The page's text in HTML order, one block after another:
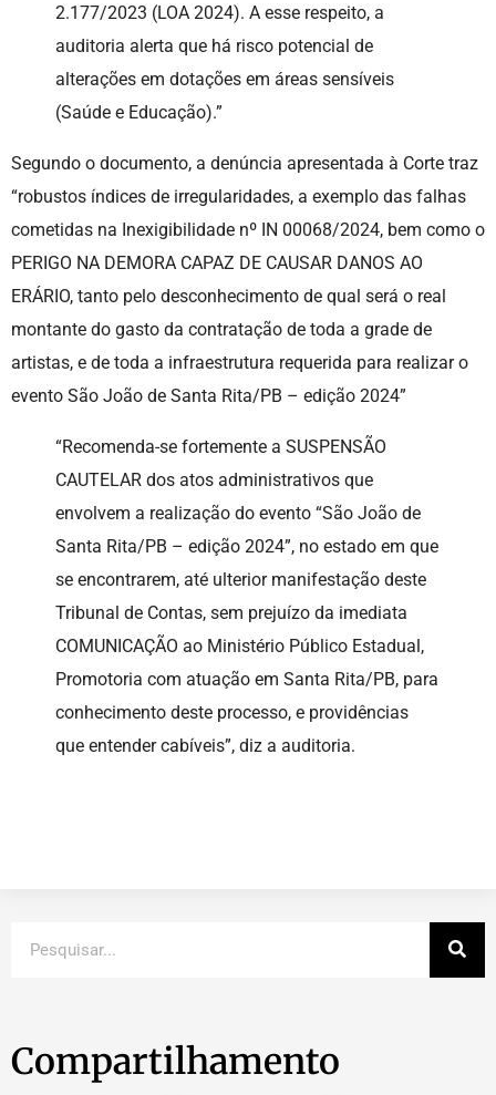
2.177/2023 (LOA 2024). A esse respeito, a
auditoria alerta que há risco potencial de
alterações em dotações em áreas sensíveis
(Saúde e Educação).”
Segundo o documento, a denúncia apresentada à Corte traz
“robustos índices de irregularidades, a exemplo das falhas
cometidas na Inexigibilidade nº IN 00068/2024, bem como o
PERIGO NA DEMORA CAPAZ DE CAUSAR DANOS AO
ERÁRIO, tanto pelo desconhecimento de qual será o real
montante do gasto da contratação de toda a grade de
artistas, e de toda a infraestrutura requerida para realizar o
evento São João de Santa Rita/PB – edição 2024”
“Recomenda-se fortemente a SUSPENSÃO
CAUTELAR dos atos administrativos que
envolvem a realização do evento “São João de
Santa Rita/PB – edição 2024”, no estado em que
se encontrarem, até ulterior manifestação deste
Tribunal de Contas, sem prejuízo da imediata
COMUNICAÇÃO ao Ministério Público Estadual,
Promotoria com atuação em Santa Rita/PB, para
conhecimento deste processo, e providências
que entender cabíveis”, diz a auditoria.
Compartilhamento